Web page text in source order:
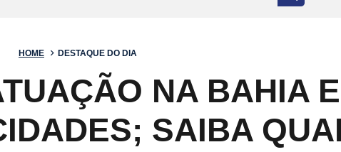
HOME DESTAQUE DO DIA
NA BAHIA
SAIBA